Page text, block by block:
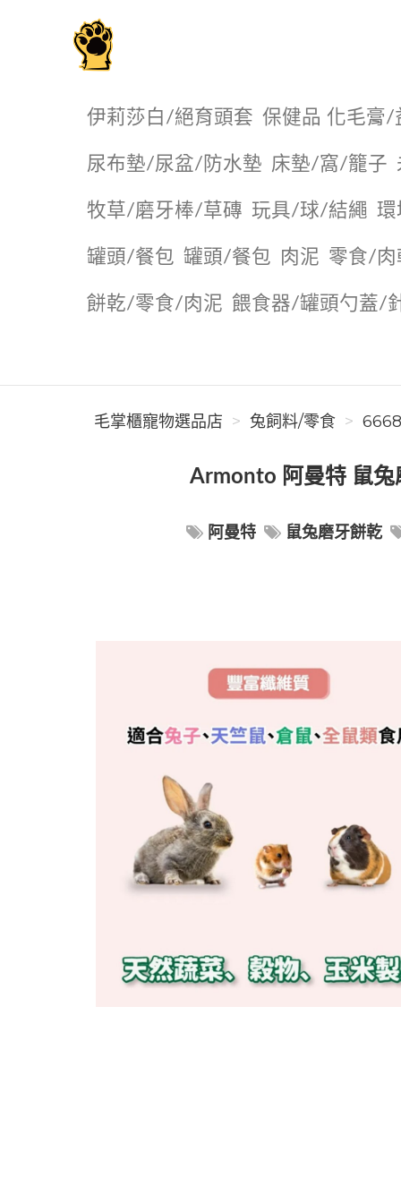
伊莉莎白/絕育頭套 保健品 化毛膏/
尿布墊/尿盆/防水墊 ️床墊/窩/籠子
牧草/磨牙棒/草磚 玩具/球/結繩 環
罐頭/餐包 罐頭/餐包 肉泥 零食/
餅乾/零食/肉泥 餵食器/罐頭勺蓋/
毛掌櫃寵物選品店 兔飼料/零食
Armonto 阿曼特 鼠兔
阿曼特 鼠兔磨牙餅乾